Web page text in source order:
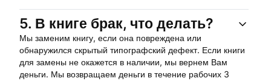
5. В книге брак, что делать?
Мы заменим книгу, если она повреждена или
обнаружился скрытый типографский дефект. Если книги
для замены не окажется в наличии, мы вернем Вам
деньги. Мы возвращаем деньги в течение рабочих 3